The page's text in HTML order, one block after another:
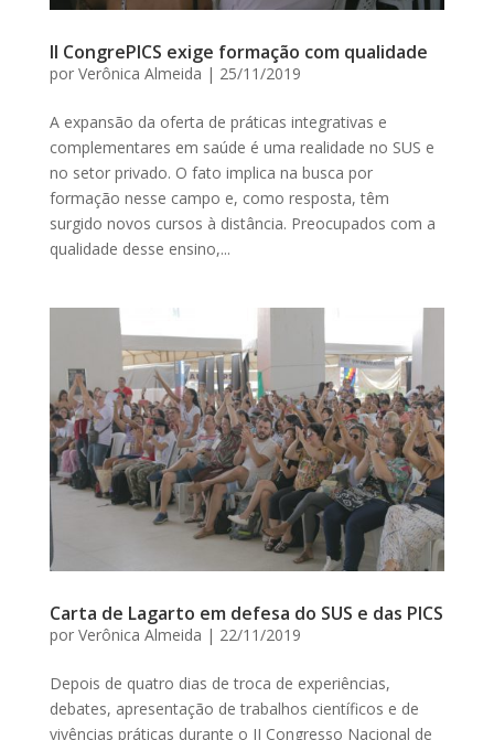
II CongrePICS exige formação com qualidade
por Verônica Almeida | 25/11/2019
A expansão da oferta de práticas integrativas e
complementares em saúde é uma realidade no SUS e
no setor privado. O fato implica na busca por
formação nesse campo e, como resposta, têm
surgido novos cursos à distância. Preocupados com a
qualidade desse ensino,...
Carta de Lagarto em defesa do SUS e das PICS
por Verônica Almeida | 22/11/2019
Depois de quatro dias de troca de experiências,
debates, apresentação de trabalhos científicos e de
vivências práticas durante o II Congresso Nacional de